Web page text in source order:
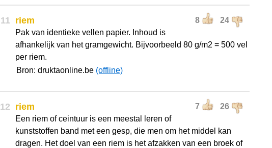
11 8 24
riem
Pak van identieke vellen papier. Inhoud is
afhankelijk van het gramgewicht. Bijvoorbeeld 80 g/m2 = 500 vel
per riem.
Bron: druktaonline.be (offline)
12 7 26
riem
Een riem of ceintuur is een meestal leren of
kunststoffen band met een gesp, die men om het middel kan
dragen. Het doel van een riem is het afzakken van een broek of